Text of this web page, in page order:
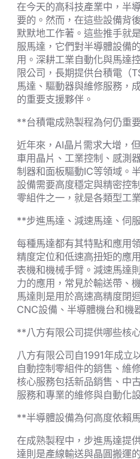
在今天的高科技產業中，半
要的。然而，在這些設備背
默默地工作著。這些推手就
服馬達，它們對半導體設備
用。深耕工業自動化與馬達
限公司，長期提供台積電（
馬達、驅動器與維修服務，
的重要支援夥伴。
**台積電成熟製程為何仍重
近年來，AI晶片需求大增，
車用晶片、工業控制、感測
制器和面板驅動IC等領域。
設備需要高度穩定與精密控
零組件之一，就是各類型工
**步進馬達、減速馬達、伺
每種馬達都有其特點和應用
精度定位和低速高扭矩的應
表機和機械手臂。減速馬達
力的應用，常見於輸送帶、
馬達則是用於高速高精度閉
CNC設備、半導體機台和機
**八方有限公司提供哪些核
八方有限公司自1991年成立
自動控制零組件的銷售、維
核心服務包括新品銷售、中
服務和專業的維修與自動化
**半導體設備為何高度依賴
在成熟製程中，步進馬達提
達則是產線輸送與晶圓搬運